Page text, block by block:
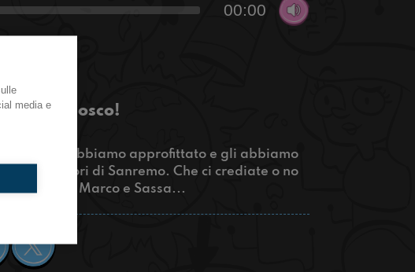
00:00
nel bosco!
noi ne abbiamo approfittato e gli abbiamo
conduttori di Sanremo. Che ci crediate o no
da Marco e Sassa...
media e